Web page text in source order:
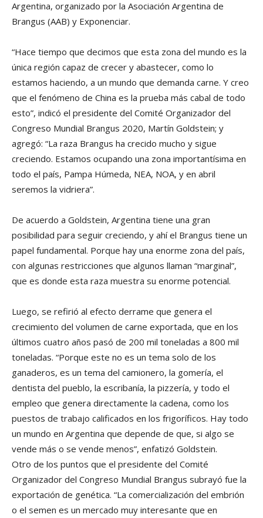
Argentina, organizado por la Asociación Argentina de
Brangus (AAB) y Exponenciar.
“Hace tiempo que decimos que esta zona del mundo es la
única región capaz de crecer y abastecer, como lo
estamos haciendo, a un mundo que demanda carne. Y creo
que el fenómeno de China es la prueba más cabal de todo
esto”, indicó el presidente del Comité Organizador del
Congreso Mundial Brangus 2020, Martín Goldstein; y
agregó: “La raza Brangus ha crecido mucho y sigue
creciendo. Estamos ocupando una zona importantísima en
todo el país, Pampa Húmeda, NEA, NOA, y en abril
seremos la vidriera”.
De acuerdo a Goldstein, Argentina tiene una gran
posibilidad para seguir creciendo, y ahí el Brangus tiene un
papel fundamental. Porque hay una enorme zona del país,
con algunas restricciones que algunos llaman “marginal”,
que es donde esta raza muestra su enorme potencial.
Luego, se refirió al efecto derrame que genera el
crecimiento del volumen de carne exportada, que en los
últimos cuatro años pasó de 200 mil toneladas a 800 mil
toneladas. “Porque este no es un tema solo de los
ganaderos, es un tema del camionero, la gomería, el
dentista del pueblo, la escribanía, la pizzería, y todo el
empleo que genera directamente la cadena, como los
puestos de trabajo calificados en los frigoríficos. Hay todo
un mundo en Argentina que depende de que, si algo se
vende más o se vende menos”, enfatizó Goldstein.
Otro de los puntos que el presidente del Comité
Organizador del Congreso Mundial Brangus subrayó fue la
exportación de genética. “La comercialización del embrión
o el semen es un mercado muy interesante que en